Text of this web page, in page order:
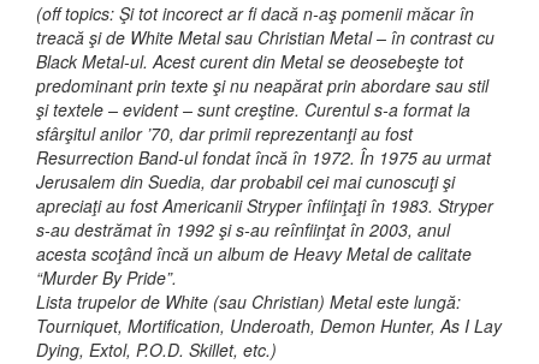
(off topics: Şi tot incorect ar fi dacă n-aş pomenii măcar în
treacă şi de White Metal sau Christian Metal – în contrast cu
Black Metal-ul. Acest curent din Metal se deosebeşte tot
predominant prin texte şi nu neapărat prin abordare sau stil
şi textele – evident – sunt creştine. Curentul s-a format la
sfârşitul anilor ’70, dar primii reprezentanţi au fost
Resurrection Band-ul fondat încă în 1972. În 1975 au urmat
Jerusalem din Suedia, dar probabil cei mai cunoscuţi şi
apreciaţi au fost Americanii Stryper înfiinţaţi în 1983. Stryper
s-au destrămat în 1992 şi s-au reînfiinţat în 2003, anul
acesta scoţând încă un album de Heavy Metal de calitate
“Murder By Pride”.
Lista trupelor de White (sau Christian) Metal este lungă:
Tourniquet, Mortification, Underoath, Demon Hunter, As I Lay
Dying, Extol, P.O.D. Skillet, etc.)